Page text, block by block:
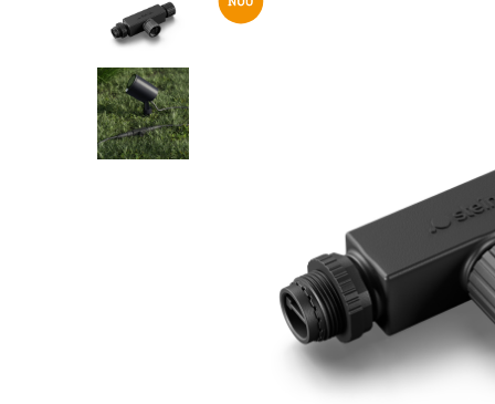
Lampi de exterior
Lampi RGB - 24V
Lămpi cu cameră
Lămpi de grădină
Lămpi solare
Reflectoare